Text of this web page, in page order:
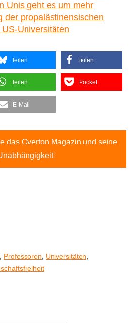
Unis geht es um mehr
der propalästinensischen
Universitäten
teilen teilen
teilen Pocket
E-Mail
das Overton Magazin und seine
Professoren Universitäten